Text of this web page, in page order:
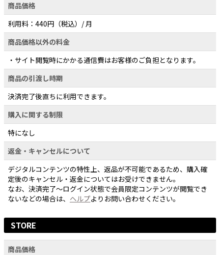
商品価格
利用料：440円（税込）/ 月
商品価格以外の料金
・サイト閲覧時にかかる通信費はお客様のご負担となります。
商品の引渡し時期
決済完了後直ちに利用できます。
購入に関する制限
特になし
返金・キャンセルについて
デジタルコンテンツの特性上、返品が不可能であるため、購入確
定後のキャンセル・返金についてはお受けできません。
なお、決済完了〜ログイン状態で会員限定コンテンツが閲覧でき
ないなどの場合は、 ヘルプよりお問い合わせください。
STORE
商品価格